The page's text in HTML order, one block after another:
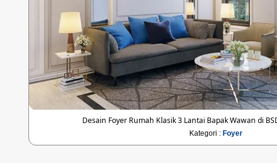
Desain Foyer Rumah Klasik 3 Lantai Bapak Wawan di
Kategori : Foyer